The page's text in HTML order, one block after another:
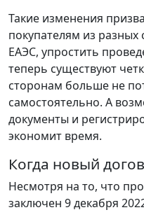
Такие изменения
покупателям из разных
ЕАЭС, упростить
теперь существуют
сторонам больше не
самостоятельно. А
документы и
экономит время.
Когда новый
Несмотря на то, что
заключен 9 декабря